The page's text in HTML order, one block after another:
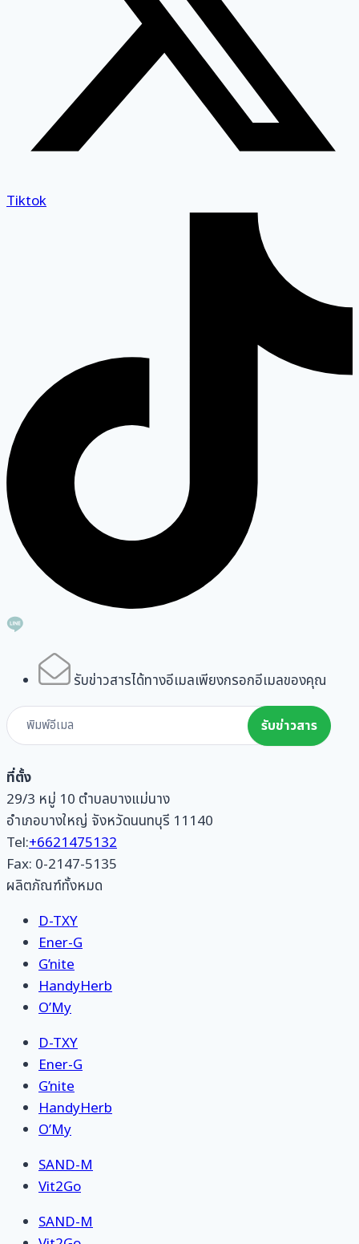
Tiktok
รับข่าวสารได้ทางอีเมลเพียงกรอกอีเมลของคุณ
Subscribe
Form
รับข่าวสาร
ที่ตั้ง
29/3 หมู่ 10 ตำบลบางแม่นาง
อำเภอบางใหญ่ จังหวัดนนทบุรี 11140
Tel:+6621475132
Fax: 0-2147-5135
ผลิตภัณฑ์ทั้งหมด
D-TXY
Ener-G
G’nite
HandyHerb
O’My
D-TXY
Ener-G
G’nite
HandyHerb
O’My
SAND-M
Vit2Go
SAND-M